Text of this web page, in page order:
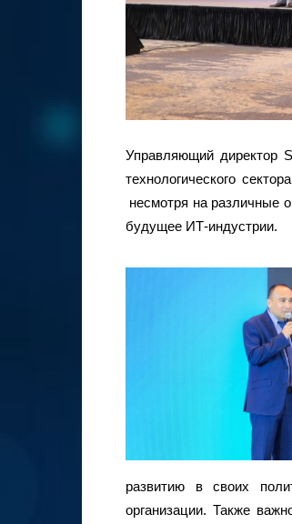
Управляющий директор
технологического
несмотря на различные
будущее ИТ-индустрии.
развитию в своих
организации. Также